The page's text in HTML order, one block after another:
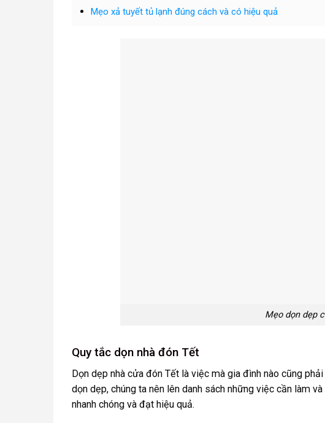
Mẹo xả tuyết tủ lạnh đúng cách và có hiệu quả
Mẹo dọn dẹp
Quy tắc dọn nhà đón Tết
Dọn dẹp nhà cửa đón Tết là việc mà gia đình nào cũng
dọn dẹp, chúng ta nên lên danh sách những việc cần làm
nhanh chóng và đạt hiệu quả.